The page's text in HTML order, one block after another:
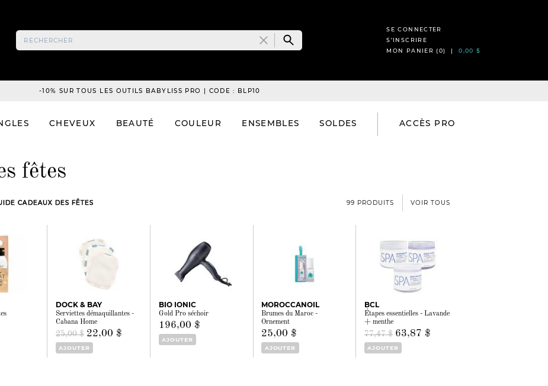
SE CONNECTER
S’INSCRIRE
MON PANIER (0) |0,00 $
-10% SUR TOUS LES OUTILS BABYLISS PRO | CODE : BLP10
CHEVEUX BEAUTÉ COULEUR ENSEMBLES SOLDES ACCÈS PRO
fêtes
CADEAUX DES FÊTES 99 PRODUITS VOIR TOUS
DOCK & BAY
Serviettes démaquillantes -
Cabana Home
25,00 $ 22,00 $
AJOUTER
BIO IONIC
Gold Pro séchoir
196,00 $
AJOUTER
MOROCCANOIL
Brumes du Maroc -
Ornement
25,00 $
AJOUTER
BCL
Étapes essentielles - Lavande
+ menthe
77,47 $ 63,87 $
AJOUTER